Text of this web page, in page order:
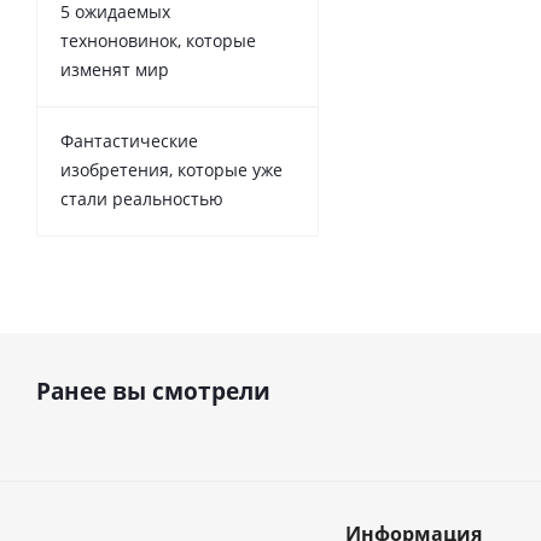
5 ожидаемых
техноновинок, которые
изменят мир
Фантастические
изобретения, которые уже
стали реальностью
Ранее вы смотрели
Информация